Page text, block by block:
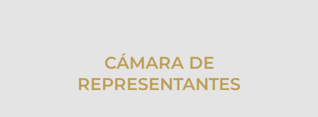
CÁMARA DE
REPRESENTANTES